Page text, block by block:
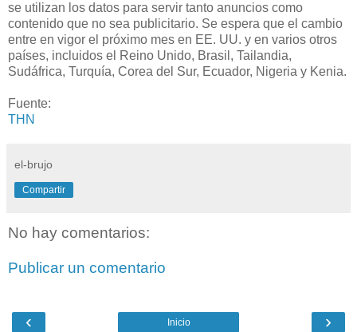
se utilizan los datos para servir tanto anuncios como
contenido que no sea publicitario. Se espera que el cambio
entre en vigor el próximo mes en EE. UU. y en varios otros
países, incluidos el Reino Unido, Brasil, Tailandia,
Sudáfrica, Turquía, Corea del Sur, Ecuador, Nigeria y Kenia.
Fuente:
THN
el-brujo
Compartir
No hay comentarios:
Publicar un comentario
‹ ›
Inicio